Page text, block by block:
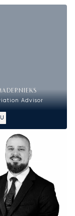
Advisor